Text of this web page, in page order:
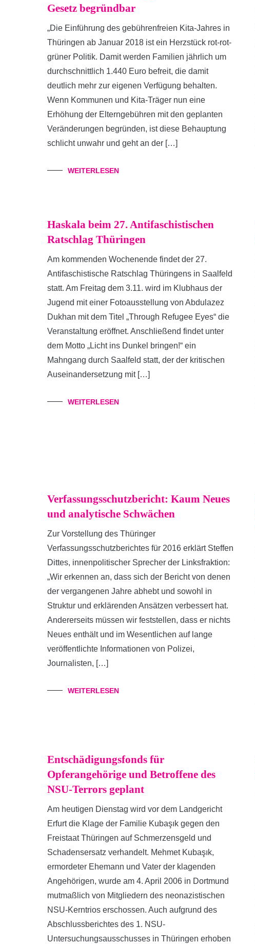
Gesetz begründbar
„Die Einführung des gebührenfreien Kita-Jahres in
Thüringen ab Januar 2018 ist ein Herzstück rot-rot-
grüner Politik. Damit werden Familien jährlich um
durchschnittlich 1.440 Euro befreit, die damit
deutlich mehr zur eigenen Verfügung behalten.
Wenn Kommunen und Kita-Träger nun eine
Erhöhung der Elterngebühren mit den geplanten
Veränderungen begründen, ist diese Behauptung
schlicht unwahr und geht an der […]
WEITERLESEN
Haskala beim 27. Antifaschistischen
Ratschlag Thüringen
Am kommenden Wochenende findet der 27.
Antifaschistische Ratschlag Thüringens in Saalfeld
statt. Am Freitag dem 3.11. wird im Klubhaus der
Jugend mit einer Fotoausstellung von Abdulazez
Dukhan mit dem Titel „Through Refugee Eyes“ die
Veranstaltung eröffnet. Anschließend findet unter
dem Motto „Licht ins Dunkel bringen!“ ein
Mahngang durch Saalfeld statt, der der kritischen
Auseinandersetzung mit […]
WEITERLESEN
Verfassungsschutzbericht: Kaum Neues
und analytische Schwächen
Zur Vorstellung des Thüringer
Verfassungsschutzberichtes für 2016 erklärt Steffen
Dittes, innenpolitischer Sprecher der Linksfraktion:
„Wir erkennen an, dass sich der Bericht von denen
der vergangenen Jahre abhebt und sowohl in
Struktur und erklärenden Ansätzen verbessert hat.
Andererseits müssen wir feststellen, dass er nichts
Neues enthält und im Wesentlichen auf lange
veröffentlichte Informationen von Polizei,
Journalisten, […]
WEITERLESEN
Entschädigungsfonds für
Opferangehörige und Betroffene des
NSU-Terrors geplant
Am heutigen Dienstag wird vor dem Landgericht
Erfurt die Klage der Familie Kubaşık gegen den
Freistaat Thüringen auf Schmerzensgeld und
Schadensersatz verhandelt. Mehmet Kubaşık,
ermordeter Ehemann und Vater der klagenden
Angehörigen, wurde am 4. April 2006 in Dortmund
mutmaßlich von Mitgliedern des neonazistischen
NSU-Kerntrios erschossen. Auch aufgrund des
Abschlussberichtes des 1. NSU-
Untersuchungsausschusses in Thüringen erhoben